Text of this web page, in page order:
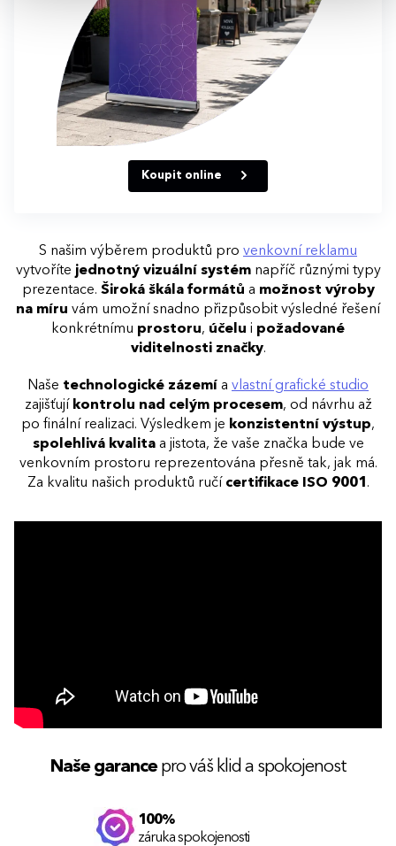
Koupit online
S našim výběrem produktů pro venkovní reklamu
vytvoříte jednotný vizuální systém napříč různými typy
prezentace. Široká škála formátů a možnost výroby
na míru vám umožní snadno přizpůsobit výsledné řešení
konkrétnímu prostoru, účelu i požadované
viditelnosti značky.
Naše technologické zázemí a vlastní grafické studio
zajišťují kontrolu nad celým procesem, od návrhu až
po finální realizaci. Výsledkem je konzistentní výstup,
spolehlivá kvalitaa jistota, že vaše značka bude ve
venkovním prostoru reprezentována přesně tak, jak má.
Za kvalitu našich produktů ručí certifikace ISO 9001 .
Naše garance pro váš klid a spokojenost
100%
záruka spokojenosti